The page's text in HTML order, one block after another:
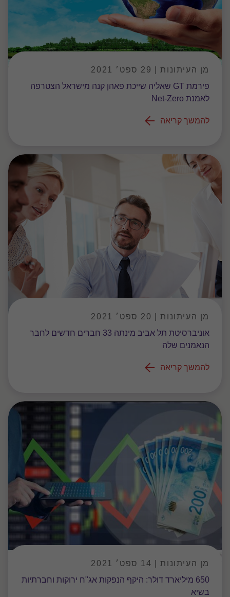
מן העיתונות | 29 ספט׳ 2021
פירמת GT שאליה שייכת פאהן קנה מישראל הצטרפה
לאמנת Net-Zero
להמשך קריאה
מן העיתונות | 20 ספט׳ 2021
אוניברסיטת תל אביב מינתה 33 חברים חדשים לחבר
הנאמנים שלה
להמשך קריאה
מן העיתונות | 14 ספט׳ 2021
650 מיליארד דולר: היקף הנפקות אג"ח ירוקות וחברתיות
בשיא